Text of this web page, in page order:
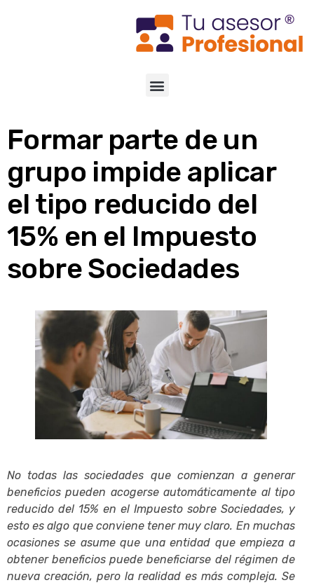
Formar parte de un
grupo impide aplicar
el tipo reducido del
15% en el Impuesto
sobre Sociedades
No todas las sociedades que comienzan a generar
beneficios pueden acogerse automáticamente al tipo
reducido del 15% en el Impuesto sobre Sociedades, y
esto es algo que conviene tener muy claro. En muchas
ocasiones se asume que una entidad que empieza a
obtener beneficios puede beneficiarse del régimen de
nueva creación, pero la realidad es más compleja. Se